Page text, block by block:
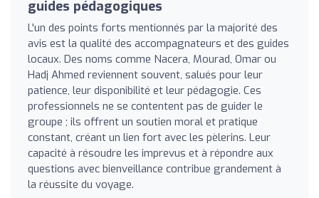
guides pédagogiques
L'un des points forts mentionnés par la majorité des
avis est la qualité des accompagnateurs et des guides
locaux. Des noms comme Nacera, Mourad, Omar ou
Hadj Ahmed reviennent souvent, salués pour leur
patience, leur disponibilité et leur pédagogie. Ces
professionnels ne se contentent pas de guider le
groupe ; ils offrent un soutien moral et pratique
constant, créant un lien fort avec les pèlerins. Leur
capacité à résoudre les imprevus et à répondre aux
questions avec bienveillance contribue grandement à
la réussite du voyage.